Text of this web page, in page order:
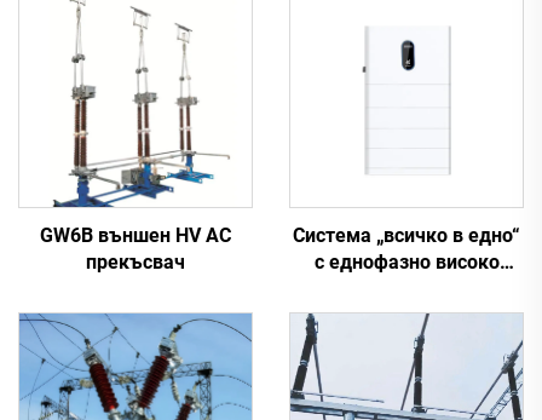
GW6B външен HV AC
прекъсвач
Система „всичко в едно“
с еднофазно високо